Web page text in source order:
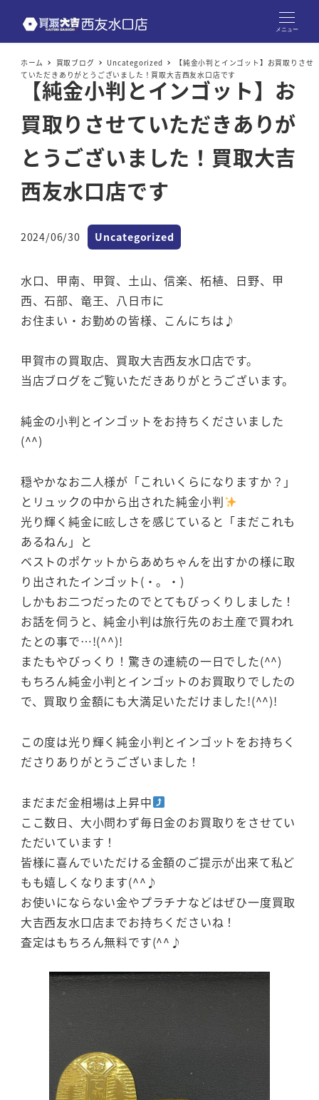
メニュー
ホーム 買取ブログ Uncategorized
【純金小判とインゴット】お買取りさせ
ていただきありがとうございました！買取大吉西友水口店です
【純金小判とインゴット】お
買取りさせていただきありが
とうございました！買取大吉
西友水口店です
投稿日
2024/06/30 カテゴリー
Uncategorized
水口、甲南、甲賀、土山、信楽、柘植、日野、甲
西、石部、竜王、八日市に
お住まい・お勤めの皆様、こんにちは♪
甲賀市の買取店、買取大吉西友水口店です。
当店ブログをご覧いただきありがとうございます。
純金の小判とインゴットをお持ちくださいました
(^^)
穏やかなお二人様が「これいくらになりますか？」
とリュックの中から出された純金小判
光り輝く純金に眩しさを感じていると「まだこれも
あるねん」と
ベストのポケットからあめちゃんを出すかの様に取
り出されたインゴット(・。・)
しかもお二つだったのでとてもびっくりしました！
お話を伺うと、純金小判は旅行先のお土産で買われ
たとの事で…!(^^)!
またもやびっくり！驚きの連続の一日でした(^^)
もちろん純金小判とインゴットのお買取りでしたの
で、買取り金額にも大満足いただけました!(^^)!
この度は光り輝く純金小判とインゴットをお持ちく
ださりありがとうございました！
まだまだ金相場は上昇中
ここ数日、大小問わず毎日金のお買取りをさせてい
ただいています！
皆様に喜んでいただける金額のご提示が出来て私ど
もも嬉しくなります(^^♪
お使いにならない金やプラチナなどはぜひ一度買取
大吉西友水口店までお持ちくださいね！
査定はもちろん無料です(^^♪